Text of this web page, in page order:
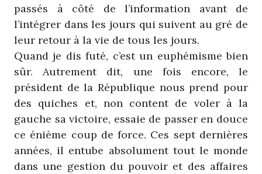
passés à côté de l’information avant de
l’intégrer dans les jours qui suivent au gré de
leur retour à la vie de tous les jours.
Quand je dis futé, c’est un euphémisme bien
sûr. Autrement dit, une fois encore, le
président de la République nous prend pour
des quiches et, non content de voler à la
gauche sa victoire, essaie de passer en douce
ce énième coup de force. Ces sept dernières
années, il entube absolument tout le monde
dans une gestion du pouvoir et des affaires